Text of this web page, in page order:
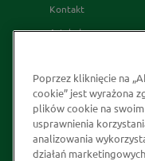
Kontakt
Artykuły
Skąd bierzemy nasze
Strategia Podatkowa
Społeczna
Kakao
Poprzez kliknięcie na
cookie” jest wyrażona
plików cookie na
usprawnienia
analizowania
działań